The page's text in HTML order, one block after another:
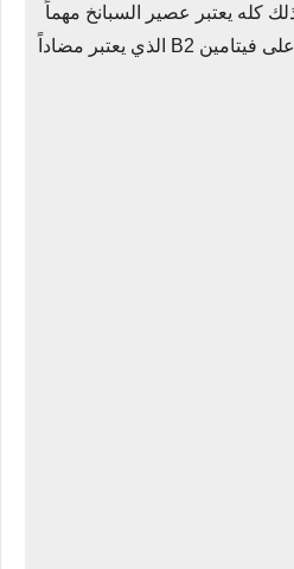
كله يعتبر عصير السبانخ مهماً
جداً لتقوية المناعة؛ لاحتوائه على فيتامين B2 الذي يعتبر مضاداً